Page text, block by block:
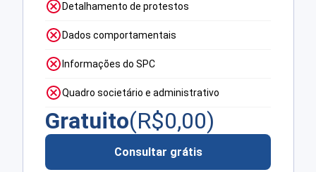
Detalhamento de protestos
Dados comportamentais
Informações do SPC
Quadro societário e administrativo
Gratuito(R$0,00)
Consultar grátis